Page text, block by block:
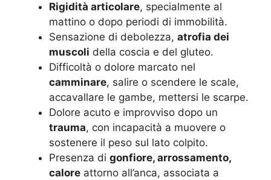
Rigidità articolare, specialmente al
mattino o dopo periodi di immobilità.
Sensazione di debolezza, atrofia dei
muscoli della coscia e del gluteo.
Difficoltà o dolore marcato nel
camminare, salire o scendere le scale,
accavallare le gambe, mettersi le scarpe.
Dolore acuto e improvviso dopo un
trauma, con incapacità a muovere o
sostenere il peso sul lato colpito.
Presenza di gonfiore, arrossamento,
calore attorno all’anca, associata a